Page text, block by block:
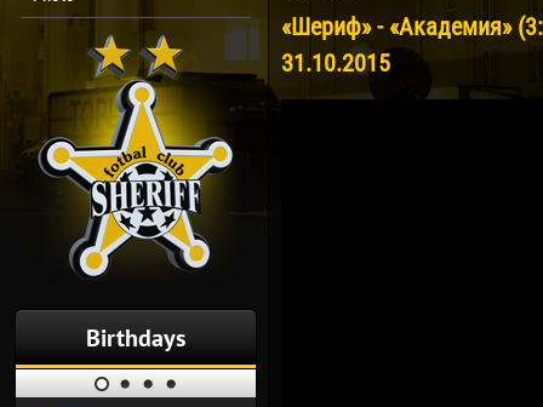
Birthdays
«Шериф» - «Академия»
31.10.2015